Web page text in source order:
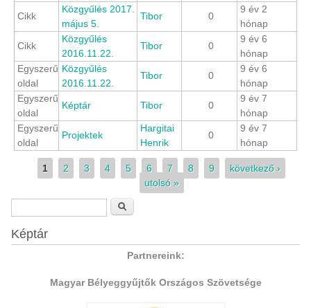
Cikk
Közgyűlés 2017.
május 5.
Tibor 0
9 év 2
hónap
Cikk
Közgyűlés
2016.11.22.
Tibor 0
9 év 6
hónap
Egyszerű
oldal
Közgyűlés
2016.11.22.
Tibor 0
9 év 6
hónap
Egyszerű
oldal
Képtár Tibor 0
9 év 7
hónap
Egyszerű
oldal
Projektek
Hargitai
Henrik
0
9 év 7
hónap
Oldalak
1 2 3 4 5 6 7 8 9
következő ›
utolsó »
Keresés űrlap
Képtár
Partnereink:
Magyar Bélyeggyűjtők Országos Szövetsége